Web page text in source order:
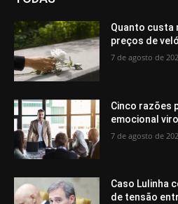
Quanto custa
preços de
7 de agosto de
Cinco razões
emocional
7 de agosto de
Caso Lulinha
de tensão